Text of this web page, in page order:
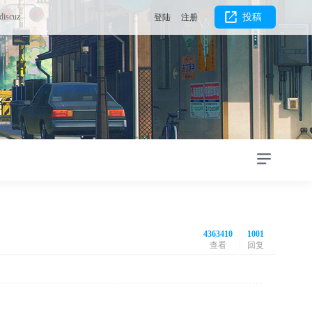
discuz 登陆 注册 投稿
1001
回复
4363410
查看